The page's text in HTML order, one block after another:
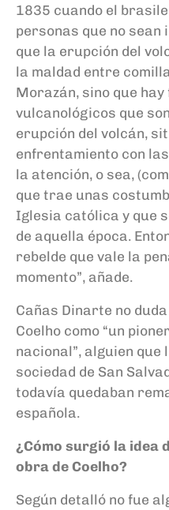
1835 cuando el
personas que no sean
que la erupción del
la maldad entre
Morazán, sino que
vulcanológicos que
erupción del volcán,
enfrentamiento con
la atención, o sea,
que trae unas
Iglesia católica y que
de aquella época.
rebelde que vale la
momento”, añade.
Cañas Dinarte no
Coelho como “un
nacional”, alguien
sociedad de San
todavía quedaban
española.
¿Cómo surgió la idea
obra de Coelho?
Según detalló no fue